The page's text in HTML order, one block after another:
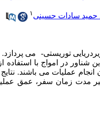
حمید سادات حسینی ۱
توریستی- می پردازد.
در امواج با استفاده
عملیات می باشند.
مدت زمان سفر، عمق